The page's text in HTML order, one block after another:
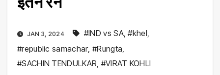
JAN 3, 2024 #IND vs SA,#khel,
#republic samachar,#Rungta,
#SACHIN TENDULKAR, #VIRAT KOHLI